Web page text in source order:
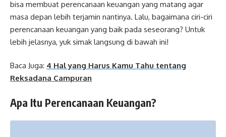
bisa membuat perencanaan keuangan yang matang agar
masa depan lebih terjamin nantinya. Lalu, bagaimana ciri-ciri
perencanaan keuangan yang baik pada seseorang? Untuk
lebih jelasnya, yuk simak langsung di bawah ini!
Baca Juga: 4 Hal yang Harus Kamu Tahu tentang
Reksadana Campuran
Apa Itu Perencanaan Keuangan?